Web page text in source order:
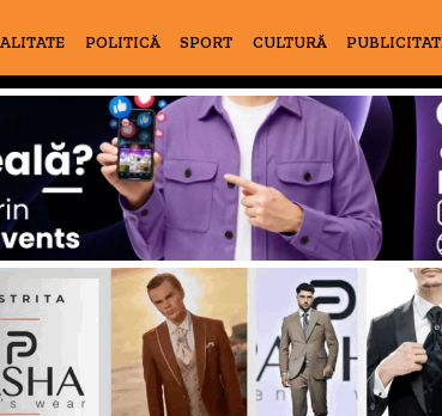
POLITICĂ SPORT CULTURĂ